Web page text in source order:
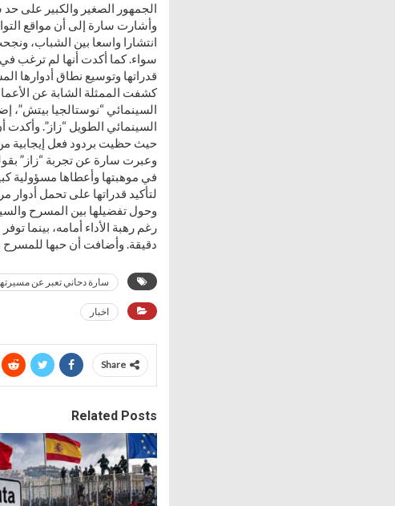
الجمهور الصغير والكبير على
وأشارت سارة إلى أن مواقع
انتشارا واسعا بين الشباب،
سواء. كما أكدت أنها لم ترغب في
قدراتها وتوسيع نطاق أدوارها
كشفت الممثلة الشابة عن
السينمائي “نوستالجيا بيتش”،
السينمائي الطويل “زاز”.
حيث حظيت بردود فعل إيجابية
وعبرت سارة عن تجربة “زاز”
في موهبتها وأعطاها مسؤولية
لتأكيد قدراتها على تحمل
وحول تفضيلها بين المسرح
رغم رهبة الأداء أمامه، بينما
دقيقة. وأضافت أن حبها للمسرح
سارة دحاني تعبر عن
اخبار
Share
Related Posts